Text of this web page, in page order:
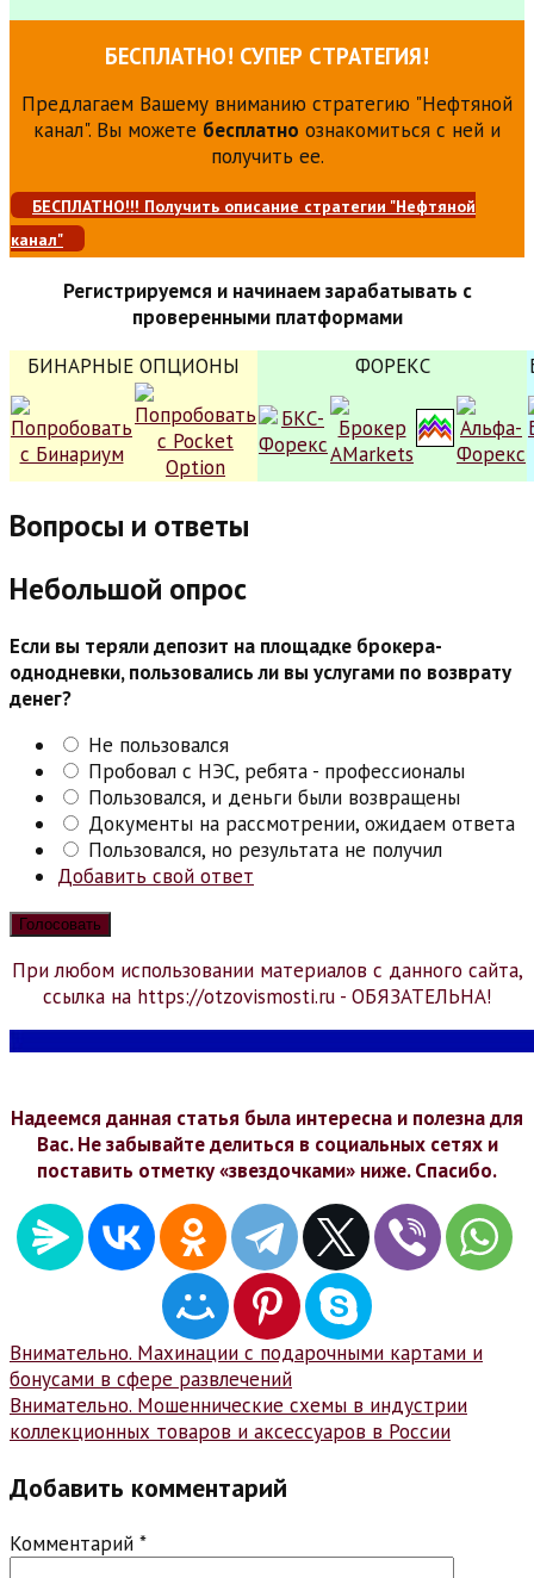
БЕСПЛАТНО! СУПЕР СТРАТЕГИЯ!
Предлагаем Вашему вниманию стратегию "Нефтяной
канал". Вы можете бесплатно ознакомиться с ней и
получить ее.
БЕСПЛАТНО!!! Получить описание стратегии "Нефтяной
канал"
Регистрируемся и начинаем зарабатывать с
проверенными платформами
БИНАРНЫЕ ОПЦИОНЫ
ФОРЕКС
Вопросы и ответы
Небольшой опрос
Если вы теряли депозит на площадке брокера-
однодневки, пользовались ли вы услугами по возврату
денег?
Не пользовался
Пробовал с НЭС, ребята - профессионалы
Пользовался, и деньги были возвращены
Документы на рассмотрении, ожидаем ответа
Пользовался, но результата не получил
Добавить свой ответ
При любом использовании материалов с данного сайта,
ссылка на https://otzovismosti.ru - ОБЯЗАТЕЛЬНА!
Надеемся данная статья была интересна и полезна для
Вас. Не забывайте делиться в социальных сетях и
поставить отметку «звездочками» ниже. Спасибо.
Навигация
по
записям
Внимательно. Махинации с подарочными картами и
бонусами в сфере развлечений
Внимательно. Мошеннические схемы в индустрии
коллекционных товаров и аксессуаров в России
Добавить комментарий
Комментарий *